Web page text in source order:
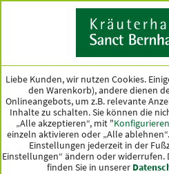
Land
KATEGORIEN ANGEBOTE
Liebe Kunden, wir nutzen Cookies.
den Warenkorb), andere dienen
Onlineangebots, um z.B. relevante
Inhalte zu schalten. Sie können die
„Alle akzeptieren“, mit "Konfigurieren
einzeln aktivieren oder „Alle
Einstellungen jederzeit in der
Einstellungen“ ändern oder widerrufen.
finden Sie in unserer